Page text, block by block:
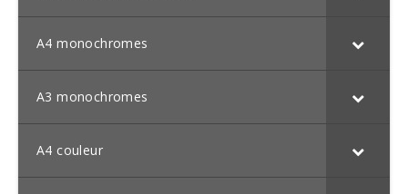
A4 monochromes
A3 monochromes
A4 couleur